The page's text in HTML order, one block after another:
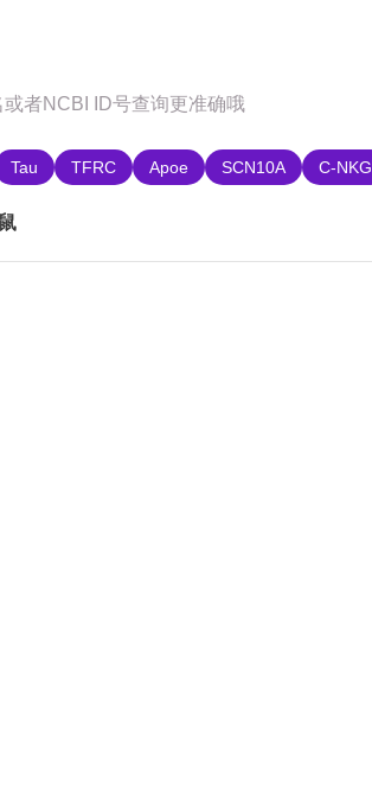
Tau TFRC Apoe SCN10A C-NKG